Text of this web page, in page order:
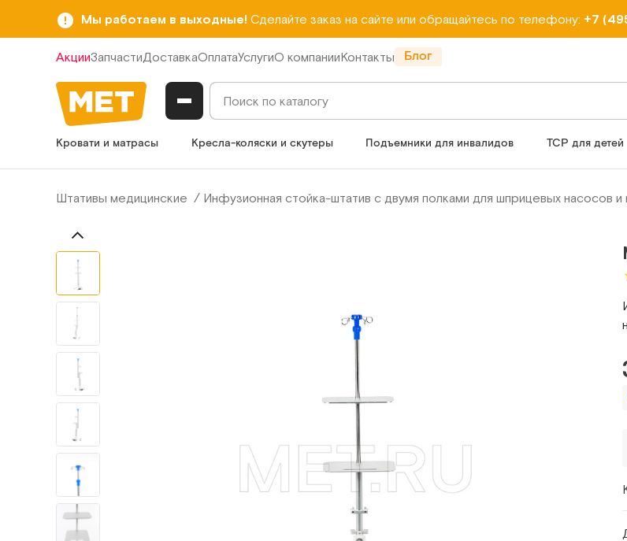
Мы работаем в выходные! Сделайте заказ на сайте или обращайтесь по телефону: +7
АкцииЗапчастиДоставкаОплатаУслугиО компанииКонтакты Блог
Кровати и матрасы Кресла-коляски и скутеры Подъемники для инвалидов ТСР для детей
Штативы медицинские Инфузионная стойка-штатив с двумя полками для шприцевых насосов